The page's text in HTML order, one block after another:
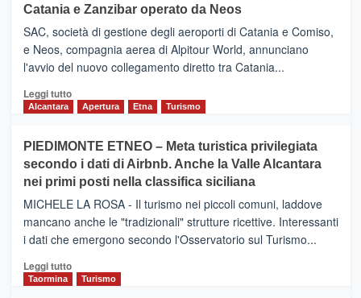
Catania e Zanzibar operato da Neos
SAC, società di gestione degli aeroporti di Catania e Comiso,
e Neos, compagnia aerea di Alpitour World, annunciano
l'avvio del nuovo collegamento diretto tra Catania...
Leggi tuttoLeggi
CATANIA
–
Inaugurato
il
nuovo
collegamento
tra
e
Zanzibar
Alcantara Apertura Etna Turismo
PIEDIMONTE ETNEO – Meta turistica privilegiata
secondo i dati di Airbnb. Anche la Valle Alcantara
nei primi posti nella classifica siciliana
MICHELE LA ROSA - Il turismo nei piccoli comuni, laddove
mancano anche le "tradizionali" strutture ricettive. Interessanti
i dati che emergono secondo l'Osservatorio sul Turismo...
Leggi tuttoLeggi
Taormina Turismo